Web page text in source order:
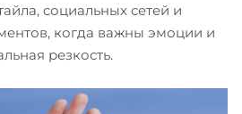
социальных сетей и
когда важны эмоции и
резкость.